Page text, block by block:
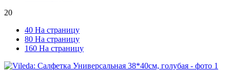
20
40 На страницу
80 На страницу
160 На страницу